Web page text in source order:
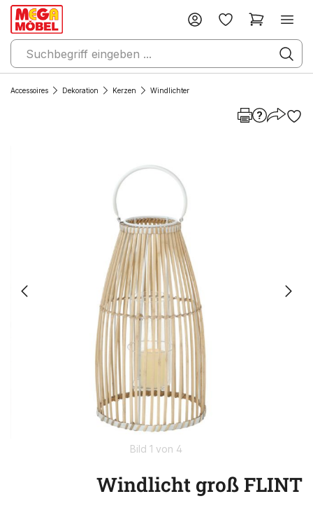
Accessoires Dekoration Kerzen Windlichter
Bild 1 von 4
Windlicht groß FLINT